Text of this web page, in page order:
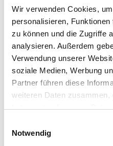
Wir verwenden Cookies,
personalisieren,
zu können und die Zugriffe
analysieren. Außerdem
Verwendung unserer
soziale Medien, Werbung
Partner führen diese
weiteren Daten zusammen,
haben oder die sie im
Notwendig
Egal, in welcheRegion
Vierbeiner verschlägt,
und die dänischen
ganzen Land.